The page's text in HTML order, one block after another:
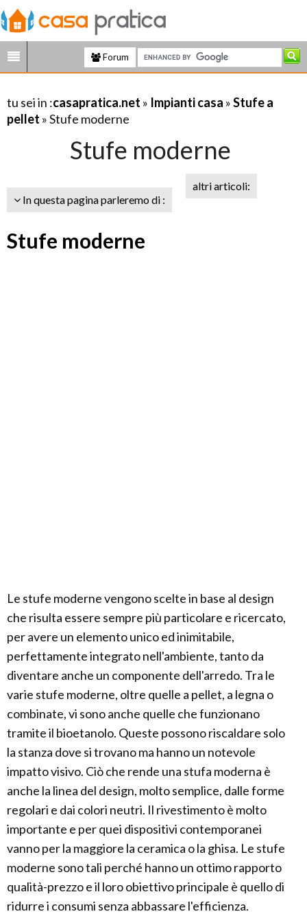
Forum
tu sei in :casapratica.net » Impianti casa »Stufe a
pellet » Stufe moderne
Stufe moderne
In questa pagina parleremo di :
altri articoli:
Stufe moderne
Le stufe moderne vengono scelte in base al design
che risulta essere sempre più particolare e ricercato,
per avere un elemento unico ed inimitabile,
perfettamente integrato nell'ambiente, tanto da
diventare anche un componente dell'arredo. Tra le
varie stufe moderne, oltre quelle a pellet, a legna o
combinate, vi sono anche quelle che funzionano
tramite il bioetanolo. Queste possono riscaldare solo
la stanza dove si trovano ma hanno un notevole
impatto visivo. Ciò che rende una stufa moderna è
anche la linea del design, molto semplice, dalle forme
regolari e dai colori neutri. Il rivestimento è molto
importante e per quei dispositivi contemporanei
vanno per la maggiore la ceramica o la ghisa. Le stufe
moderne sono tali perché hanno un ottimo rapporto
qualità-prezzo e il loro obiettivo principale è quello di
ridurre i consumi senza abbassare l'efficienza.